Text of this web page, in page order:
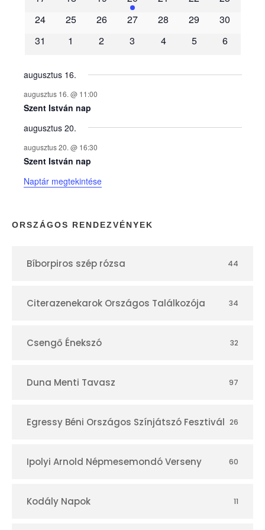
é
n
y
e
k
n
a
p
r
24
25 26 27 28 29
30
31
1 2 3 4 5 6
augusztus 16.
augusztus 16. @ 11:00
Szent István nap
augusztus 20.
augusztus 20. @ 16:30
Szent István nap
Naptár megtekintése
ORSZÁGOS RENDEZVÉNYEK
Bíborpiros szép rózsa 44
Citerazenekarok Országos Találkozója 34
Csengő Énekszó 32
Duna Menti Tavasz 97
Egressy Béni Országos Színjátszó Fesztivál 26
Ipolyi Arnold Népmesemondó Verseny 60
Kodály Napok 11